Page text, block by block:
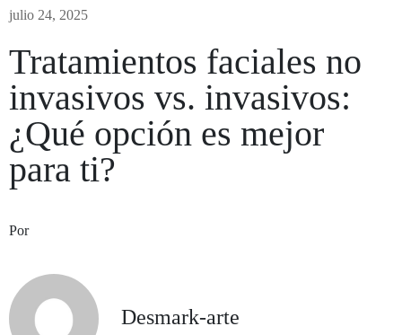
julio 24, 2025
Tratamientos faciales no
invasivos vs. invasivos:
¿Qué opción es mejor
para ti?
Por
Desmark-arte